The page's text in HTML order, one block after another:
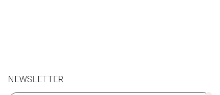
NEWSLETTER